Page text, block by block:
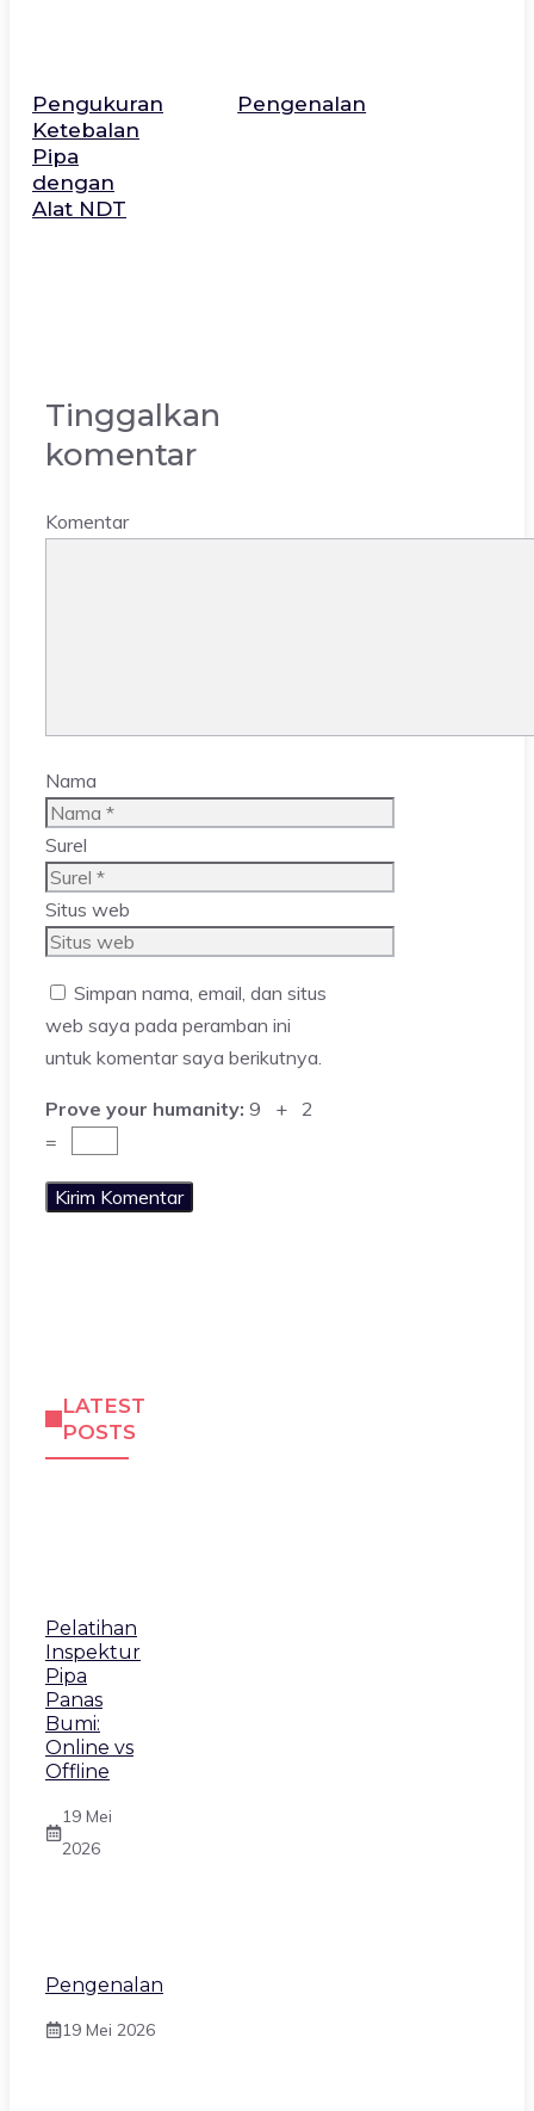
Pengukuran
Ketebalan
Pipa
dengan
Alat NDT
Pengenalan
Tinggalkan
komentar
Komentar
Nama
Surel
Situs web
Simpan nama, email, dan situs
web saya pada peramban ini
untuk komentar saya berikutnya.
Prove your humanity: 9 + 2
=
LATEST
POSTS
Pelatihan
Inspektur
Pipa
Panas
Bumi:
Online vs
Offline
19 Mei
2026
Pengenalan
19 Mei 2026